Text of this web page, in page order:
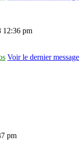
12:36 pm
Voir le dernier message
pm